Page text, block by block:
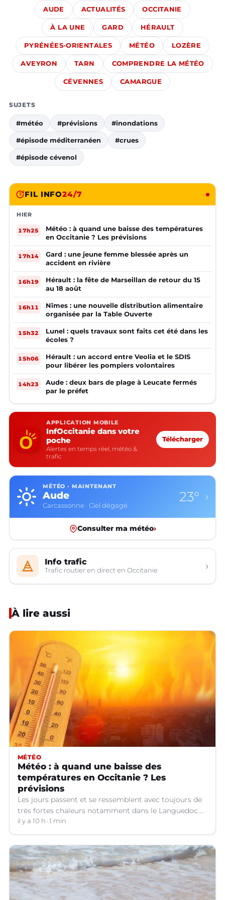
AUDE ACTUALITÉS OCCITANIE
À LA UNE GARD HÉRAULT
PYRÉNÉES-ORIENTALES MÉTÉO LOZÈRE
AVEYRON TARN COMPRENDRE LA MÉTÉO
CÉVENNES CAMARGUE
SUJETS
#météo #prévisions #inondations
#épisode méditerranéen #crues
#épisode cévenol
FIL INFO24/7
HIER
17h25
Météo : à quand une baisse des températures
en Occitanie ? Les prévisions
17h14
Gard : une jeune femme blessée après un
accident en rivière
16h19
Hérault : la fête de Marseillan de retour du 15
au 18 août
16h11
Nîmes : une nouvelle distribution alimentaire
organisée par la Table Ouverte
15h32
Lunel : quels travaux sont faits cet été dans les
écoles ?
15h06
Hérault : un accord entre Veolia et le SDIS
pour libérer les pompiers volontaires
14h23
Aude : deux bars de plage à Leucate fermés
par le préfet
APPLICATION MOBILE
InfOccitanie dans votre
poche
Alertes en temps réel, météo &
trafic
Télécharger
MÉTÉO · MAINTENANT
Aude
Carcassonne · Ciel dégagé
23° ›
Consulter ma météo›
Info trafic
Trafic routier en direct en Occitanie ›
À lire aussi
MÉTÉO
Météo : à quand une baisse des
températures en Occitanie ? Les
prévisions
Les jours passent et se ressemblent avec toujours de
très fortes chaleurs notamment dans le Languedoc.
Jusqu’à quand ?
il y a 10 h 1 min